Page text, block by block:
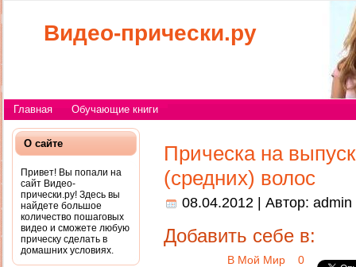
Видео-прически.ру
Главная Обучающие книги
О сайте
Привет! Вы попали на
сайт Видео-
прически.ру! Здесь вы
найдете большое
количество пошаговых
видео и сможете любую
прическу сделать в
домашних условиях.
Прическа на
(средних) волос
08.04.2012 | Автор: admin
Добавить себе в:
В Мой Мир 0